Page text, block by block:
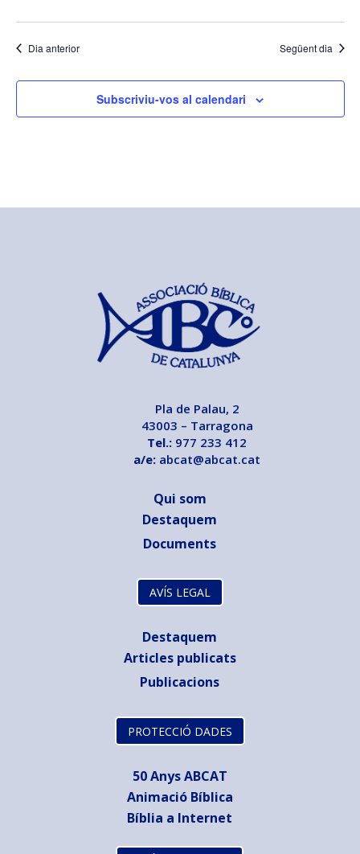
Dia anterior Següent dia
Subscriviu-vos al calendari
Pla de Palau, 2
43003 – Tarragona
Tel.: 977 233 412
a/e: abcat@abcat.cat
Qui som
Destaquem
Documents
AVÍS LEGAL
Destaquem
Articles publicats
Publicacions
PROTECCIÓ DADES
50 Anys ABCAT
Animació Bíblica
Bíblia a Internet